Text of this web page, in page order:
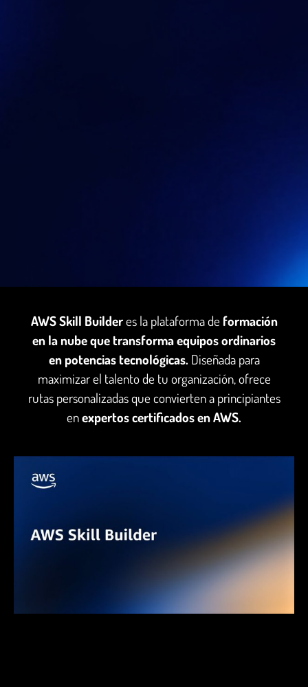
AWS Skill Builderes la plataforma de formación
en la nube que transforma equipos ordinarios
en potencias tecnológicas. Diseñada para
maximizar el talento de tu organización, ofrece
rutas personalizadas que convierten a principiantes
enexpertos certificados en AWS.